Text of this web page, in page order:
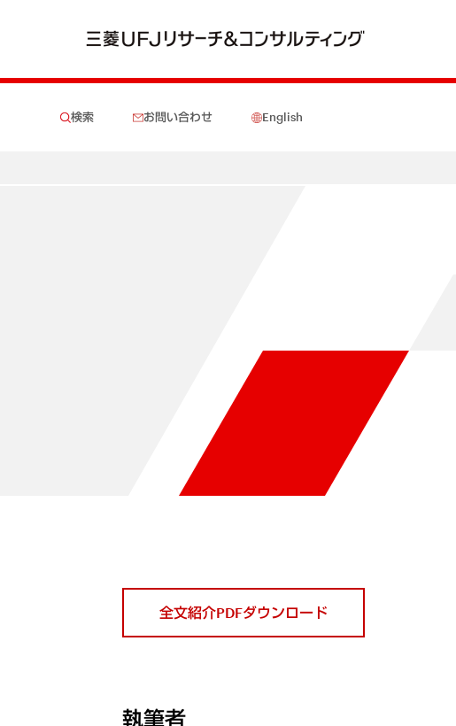
検索 お問い合わせ English
全文紹介PDFダウンロード
執筆者